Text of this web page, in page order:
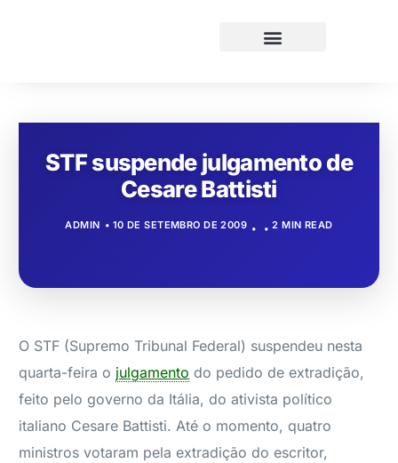
STF suspende julgamento de
Cesare Battisti
ADMIN 10 DE SETEMBRO DE 2009 2 MIN READ
O STF (Supremo Tribunal Federal) suspendeu nesta
quarta-feira o julgamento do pedido de extradição,
feito pelo governo da Itália, do ativista político
italiano Cesare Battisti. Até o momento, quatro
ministros votaram pela extradição do escritor,